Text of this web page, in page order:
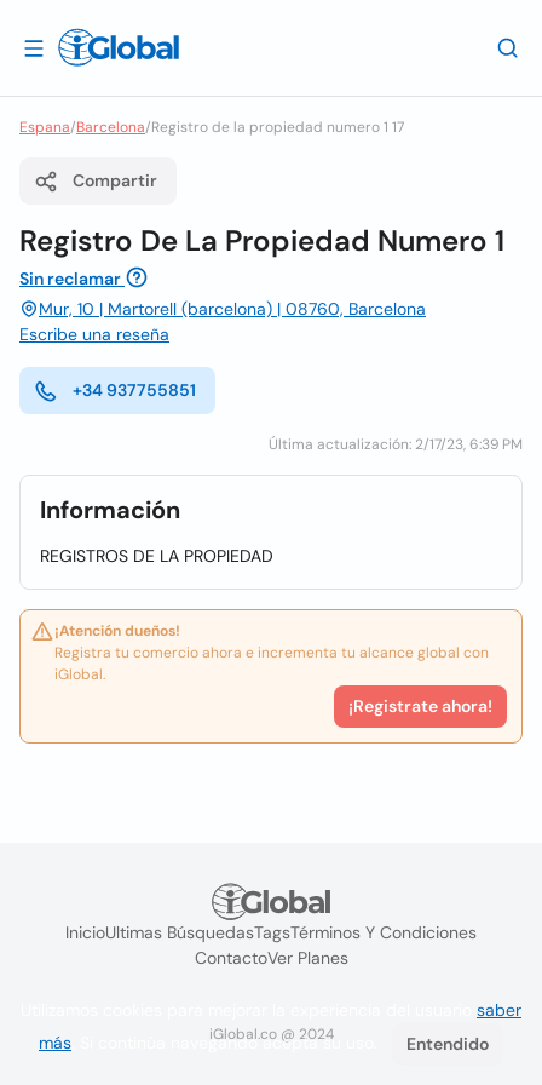
Espana/Barcelona/Registro de la propiedad numero 1 17
Compartir
Registro De La Propiedad Numero 1
Sin reclamar
Mur, 10 | Martorell (barcelona) | 08760, Barcelona
Escribe una reseña
+34 937755851
Última actualización: 2/17/23, 6:39 PM
Información
REGISTROS DE LA PROPIEDAD
¡Atención dueños!
Registra tu comercio ahora e incrementa tu alcance global con
iGlobal.
¡Registrate ahora!
InicioUltimas BúsquedasTagsTérminos Y Condiciones
ContactoVer Planes
iGlobal.co @ 2024
saber
más . Si continúa navegando acepta su uso. Entendido